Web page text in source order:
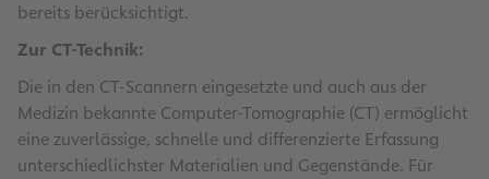
bereits berücksichtigt.
Zur CT-Technik:
Die in den CT-Scannern eingesetzte und auch aus der
Medizin bekannte Computer-Tomographie (CT) ermöglicht
eine zuverlässige, schnelle und differenzierte Erfassung
unterschiedlichster Materialien und Gegenstände. Für